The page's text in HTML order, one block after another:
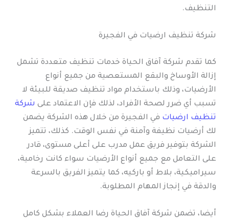
التنظيف.
شركة تنظيف ارضيات في الفجيرة
كما تقدم شركة آفاق الحياة خدمات تنظيف متعددة تشمل
إزالة الأوساخ والبقع المستعصية من جميع أنواع
الأرضيات، وذلك باستخدام مواد تنظيف صديقة للبيئة لا
تسبب أي ضرر لصحة الأفراد، لذلك فإن الاعتماد على شركة
تنظيف ارضيات في الفجيرة من خلال هذه الشركة يضمن
لك أرضيات نظيفة وآمنة في نفس الوقت. كذلك، تتميز
الشركة بتوفير فريق عمل مدرب على أعلى مستوى، قادر
على التعامل مع جميع أنواع الأرضيات سواء كانت رخامية،
سيراميكية، بلاط أو باركيه، كما يتميز الفريق بالسرعة
والدقة في إنجاز المهام المطلوبة.
أيضا، تضمن شركة آفاق الحياة رضا العملاء بشكل كامل